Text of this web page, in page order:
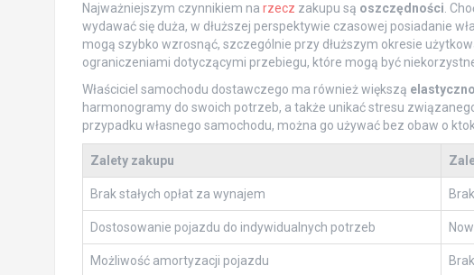
Najważniejszym czynnikiem na rzecz zakupu są oszczędności .
wydawać się duża, w dłuższej perspektywie czasowej posiadanie
mogą szybko wzrosnąć, szczególnie przy dłuższym okresie
ograniczeniami dotyczącymi przebiegu, które mogą być
Właściciel samochodu dostawczego ma również większą
harmonogramy do swoich potrzeb, a także unikać stresu
przypadku własnego samochodu, można go używać bez obaw o
Zalety zakupu
Brak stałych opłat za wynajem
Dostosowanie pojazdu do indywidualnych potrzeb
Możliwość amortyzacji pojazdu